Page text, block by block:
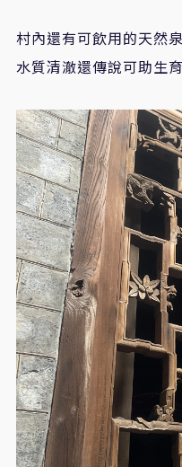
村內還有可飲用的天然
水質清澈還傳說可助生